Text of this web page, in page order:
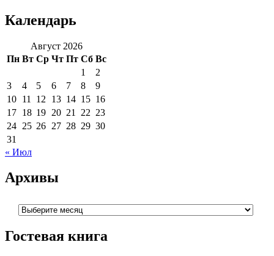
Календарь
Август 2026
Пн Вт Ср Чт Пт Сб Вс
1
2
3
4 5 6 7 8
9
10 11 12 13 14 15 16
17 18 19 20 21 22 23
24 25 26 27 28 29 30
31
« Июл
Архивы
Архивы
Гостевая книга